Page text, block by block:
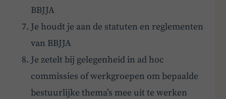
BBJJA
Je houdt je aan de statuten en reglementen
van BBJJA
Je zetelt bij gelegenheid in ad hoc
commissies of werkgroepen om bepaalde
bestuurlijke thema’s mee uit te werken